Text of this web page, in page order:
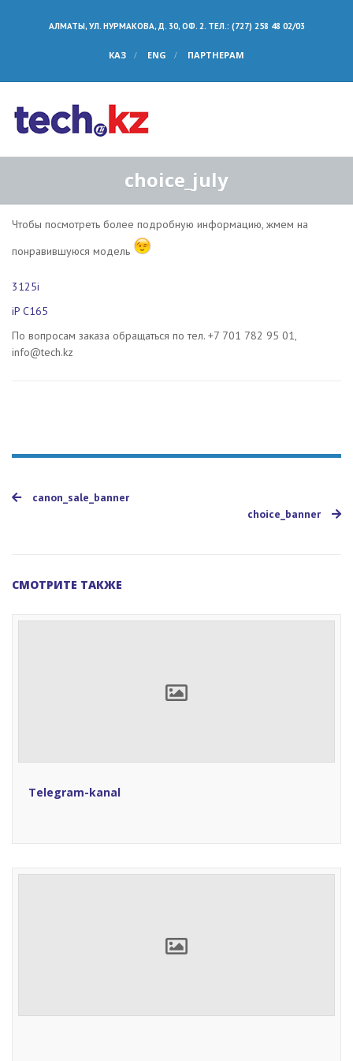
АЛМАТЫ, УЛ. НУРМАКОВА, Д. 30, ОФ. 2. ТЕЛ.: (727) 258 48 02/03
КАЗ ENG ПАРТНЕРАМ
choice_july
Чтобы посмотреть более подробную информацию, жмем на
понравившуюся модель
3125i
iP C165
По вопросам заказа обращаться по тел. +7 701 782 95 01,
info@tech.kz
canon_sale_banner
choice_banner
СМОТРИТЕ ТАКЖЕ
Telegram-kanal